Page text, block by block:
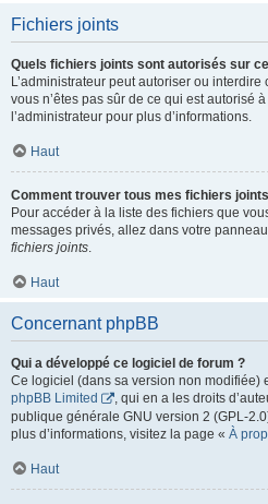
Fichiers joints
Quels fichiers joints sont autorisés sur
L’administrateur peut autoriser ou
vous n’êtes pas sûr de ce qui est autorisé
l’administrateur pour plus d’informations.
Haut
Comment trouver tous mes fichiers
Pour accéder à la liste des fichiers que
messages privés, allez dans votre
fichiers joints.
Haut
Concernant phpBB
Qui a développé ce logiciel de forum ?
Ce logiciel (dans sa version non modifiée)
phpBB Limited
, qui en a les droits
publique générale GNU version 2 (GPL-
plus d’informations, visitez la page « À
Haut